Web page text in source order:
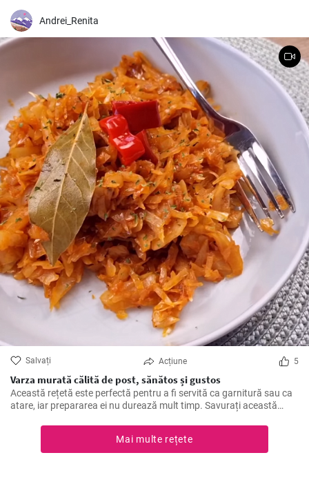
rețetă de la bunica mea și de atunci am făcut-o de nenumărate ori,
spre deliciul familiei mele. Ingredientele principale sunt, bineînțeles,
ouăle, plus condimente fine și legume delicioase.
Andrei_Renita
Salvați Acțiune 5
Varza murată călită de post, sănătos și gustos
Această rețetă este perfectă pentru a fi servită ca garnitură sau ca
atare, iar prepararea ei nu durează mult timp. Savurați această
gustul său deosebit!
Mai multe rețete